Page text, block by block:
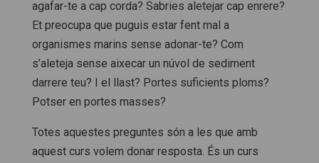
agafar-te a cap corda? Sabries aletejar cap enrere?
Et preocupa que puguis estar fent mal a
organismes marins sense adonar-te? Com
s’aleteja sense aixecar un núvol de sediment
darrere teu? I el llast? Portes suficients ploms?
Potser en portes masses?
Totes aquestes preguntes són a les que amb
aquest curs volem donar resposta. És un curs